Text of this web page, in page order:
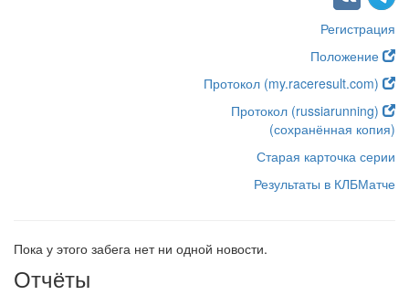
Регистрация
Положение
Протокол (my.raceresult.com)
Протокол (russiarunning)
(сохранённая копия)
Старая карточка серии
Результаты в КЛБМатче
Пока у этого забега нет ни одной новости.
Отчёты